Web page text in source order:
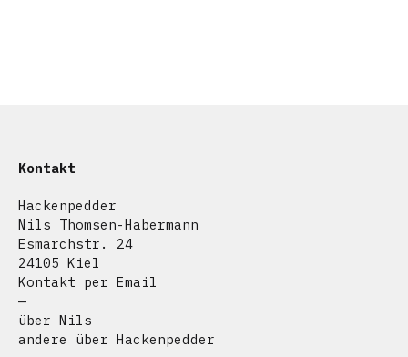
Kontakt
Hackenpedder
Nils Thomsen-Habermann
Esmarchstr. 24
24105 Kiel
Kontakt per Email
—
über Nils
andere über Hackenpedder